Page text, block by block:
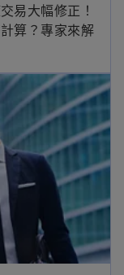
易大幅修正！
算？專家來解